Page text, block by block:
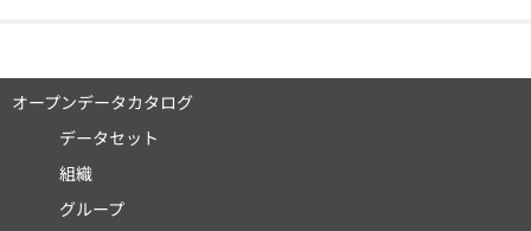
オープンデータカタログ
データセット
組織
グループ